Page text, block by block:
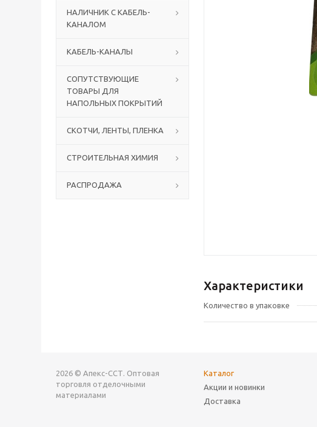
НАЛИЧНИК С КАБЕЛЬ-
КАНАЛОМ
КАБЕЛЬ-КАНАЛЫ
СОПУТСТВУЮЩИЕ
ТОВАРЫ ДЛЯ
НАПОЛЬНЫХ ПОКРЫТИЙ
СКОТЧИ, ЛЕНТЫ, ПЛЕНКА
СТРОИТЕЛЬНАЯ ХИМИЯ
РАСПРОДАЖА
Характеристики
Количество в упаковке
2026 © Апекс-ССТ. Оптовая
торговля отделочными
материалами
Каталог
Акции и новинки
Доставка